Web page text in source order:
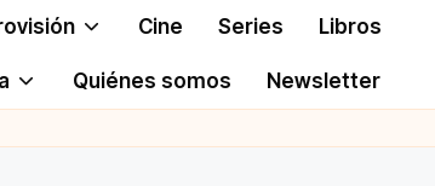
Cine Series Libros
Quiénes somos Newsletter